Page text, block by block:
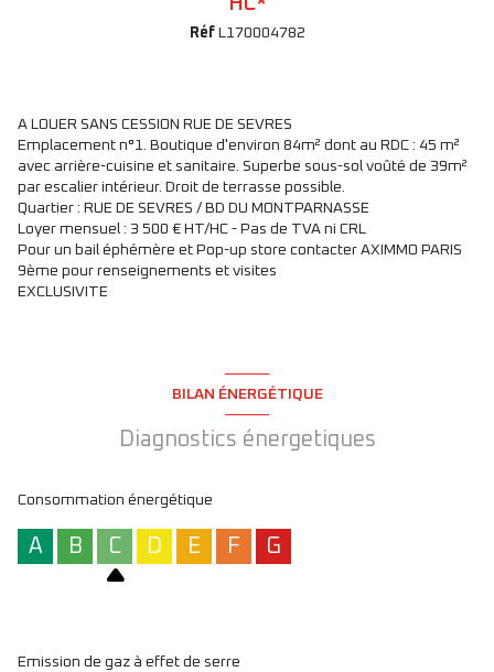
Réf L170004782
A LOUER SANS CESSION RUE DE SEVRES
Emplacement n°1. Boutique d'environ 84m² dont au RDC : 45 m²
avec arrière-cuisine et sanitaire. Superbe sous-sol voûté de 39m²
par escalier intérieur. Droit de terrasse possible.
Quartier : RUE DE SEVRES / BD DU MONTPARNASSE
Loyer mensuel : 3 500 € HT/HC - Pas de TVA ni CRL
Pour un bail éphémère et Pop-up store contacter AXIMMO PARIS
9ème pour renseignements et visites
EXCLUSIVITE
BILAN ÉNERGÉTIQUE
Diagnostics énergetiques
Consommation énergétique
A B C D E F G
Emission de gaz à effet de serre